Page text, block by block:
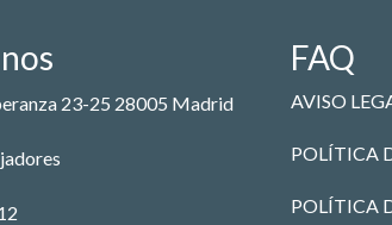
23-25 28005 Madrid
FAQ
AVISO
POLÍTICA
POLÍTICA